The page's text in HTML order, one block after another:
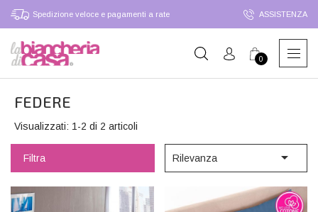
Spedizione veloce e pagamenti a rate ASSISTENZA
0
FEDERE
Rilevanza 
Filtra
Visualizzati: 1-2 di 2 articoli